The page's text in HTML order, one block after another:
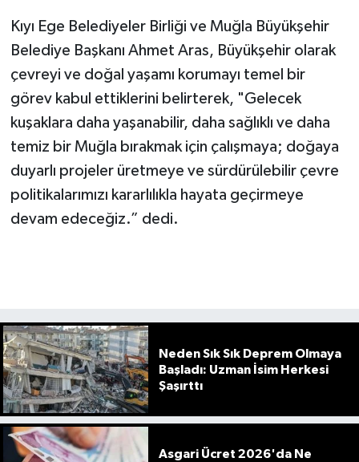
Kıyı Ege Belediyeler Birliği ve Muğla Büyükşehir
Belediye Başkanı Ahmet Aras, Büyükşehir olarak
çevreyi ve doğal yaşamı korumayı temel bir
görev kabul ettiklerini belirterek, "Gelecek
kuşaklara daha yaşanabilir, daha sağlıklı ve daha
temiz bir Muğla bırakmak için çalışmaya; doğaya
duyarlı projeler üretmeye ve sürdürülebilir çevre
politikalarımızı kararlılıkla hayata geçirmeye
devam edeceğiz.” dedi.
Neden Sık Sık Deprem Olmaya
Başladı: Uzman İsim Herkesi
Şaşırttı
Asgari Ücret 2026'da Ne